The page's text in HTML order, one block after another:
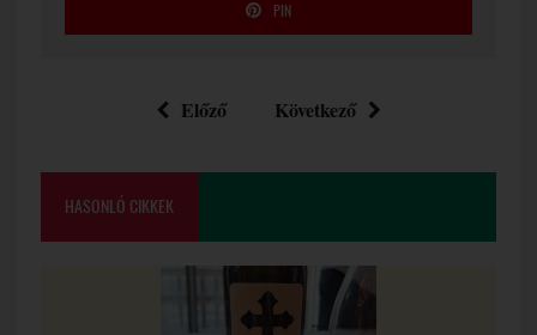
PIN
Előző Következő
HASONLÓ CIKKEK